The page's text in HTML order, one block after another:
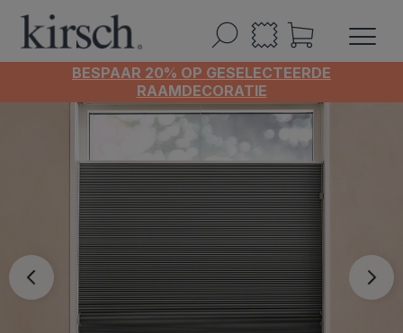
BESPAAR 20% OP GESELECTEERDE
RAAMDECORATIE